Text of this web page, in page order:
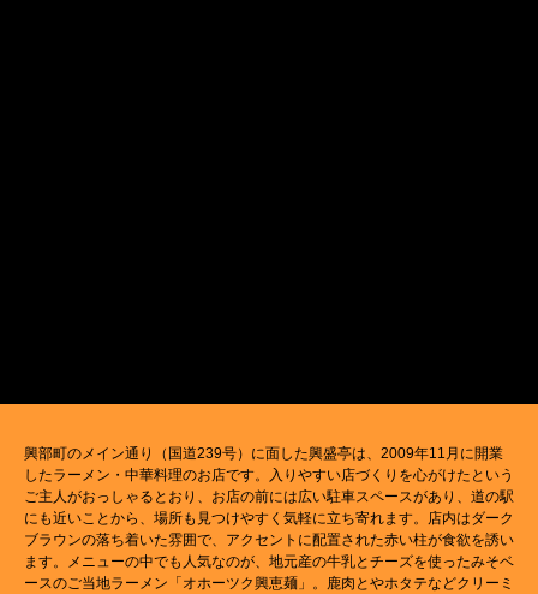
興部町のメイン通り（国道239号）に面した興盛亭は、2009年11月に開業
したラーメン・中華料理のお店です。入りやすい店づくりを心がけたという
ご主人がおっしゃるとおり、お店の前には広い駐車スペースがあり、道の駅
にも近いことから、場所も見つけやすく気軽に立ち寄れます。店内はダーク
ブラウンの落ち着いた雰囲で、アクセントに配置された赤い柱が食欲を誘い
ます。メニューの中でも人気なのが、地元産の牛乳とチーズを使ったみそベ
ースのご当地ラーメン「オホーツク興恵麺」。鹿肉とやホタテなどクリーミ